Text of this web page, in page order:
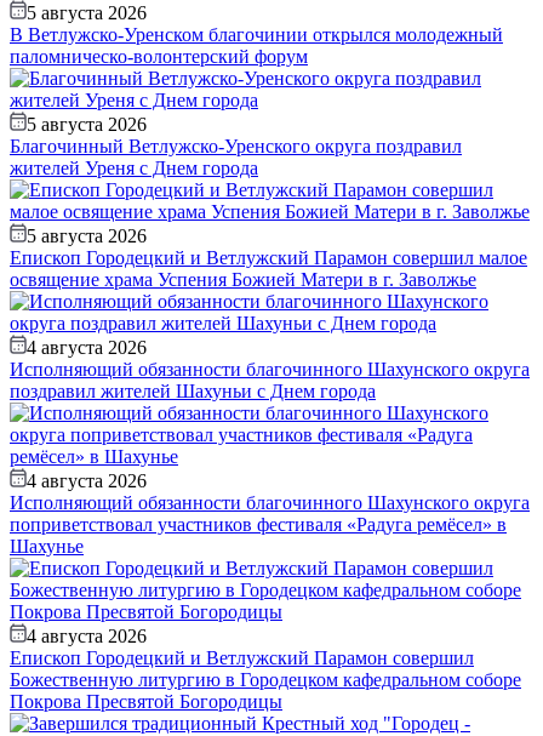
5 августа 2026
В Ветлужско-Уренском благочинии открылся молодежный
паломническо-волонтерский форум
5 августа 2026
Благочинный Ветлужско-Уренского округа поздравил
жителей Уреня с Днем города
5 августа 2026
Епископ Городецкий и Ветлужский Парамон совершил малое
освящение храма Успения Божией Матери в г. Заволжье
4 августа 2026
Исполняющий обязанности благочинного Шахунского округа
поздравил жителей Шахуньи с Днем города
4 августа 2026
Исполняющий обязанности благочинного Шахунского округа
поприветствовал участников фестиваля «Радуга ремёсел» в
Шахунье
4 августа 2026
Епископ Городецкий и Ветлужский Парамон совершил
Божественную литургию в Городецком кафедральном соборе
Покрова Пресвятой Богородицы